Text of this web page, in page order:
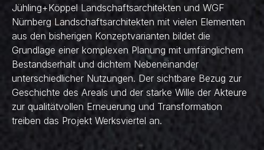
Jühling+Köppel Landschaftsarchitekten und WGF
Nürnberg Landschaftsarchitekten mit vielen Elementen
aus den bisherigen Konzeptvarianten bildet die
Grundlage einer komplexen Planung mit umfänglichem
Bestandserhalt und dichtem Nebeneinander
unterschiedlicher Nutzungen. Der sichtbare Bezug zur
Geschichte des Areals und der starke Wille der Akteure
zur qualitätvollen Erneuerung und Transformation
treiben das Projekt Werksviertel an.